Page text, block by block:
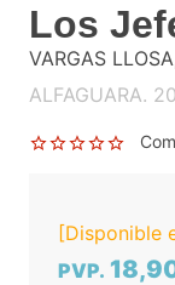
Los
VARGAS
ALFAGUARA.
[Disponible
PVP.